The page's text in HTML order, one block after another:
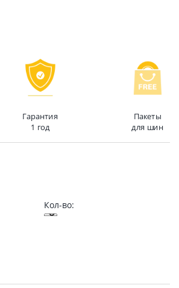
Гарантия
1 год
Пакеты
для шин
Кол-во: